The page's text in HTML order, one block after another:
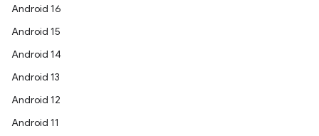
Android 16
Android 15
Android 14
Android 13
Android 12
Android 11